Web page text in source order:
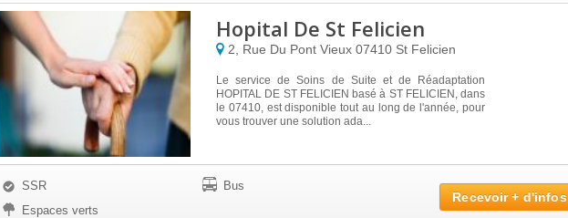
Hopital De St Felicien
2, Rue Du Pont Vieux 07410 St Felicien
Le service de Soins de Suite et de Réadaptation
HOPITAL DE ST FELICIEN basé à ST FELICIEN, dans
le 07410, est disponible tout au long de l'année, pour
vous trouver une solution ada...
SSR
Espaces verts
Bus
Recevoir + d'infos